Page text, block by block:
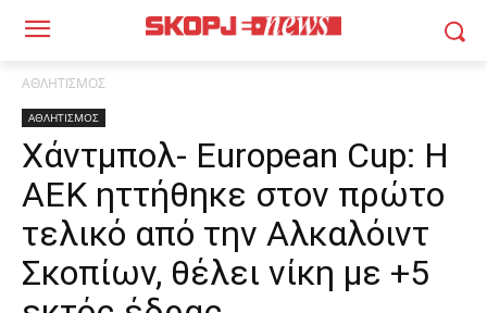
ΑΘΛΗΤΙΣΜΟΣ
ΑΘΛΗΤΙΣΜΟΣ
Χάντμπολ- European Cup: Η
ΑΕΚ ηττήθηκε στον πρώτο
τελικό από την Αλκαλόιντ
Σκοπίων, θέλει νίκη με +5